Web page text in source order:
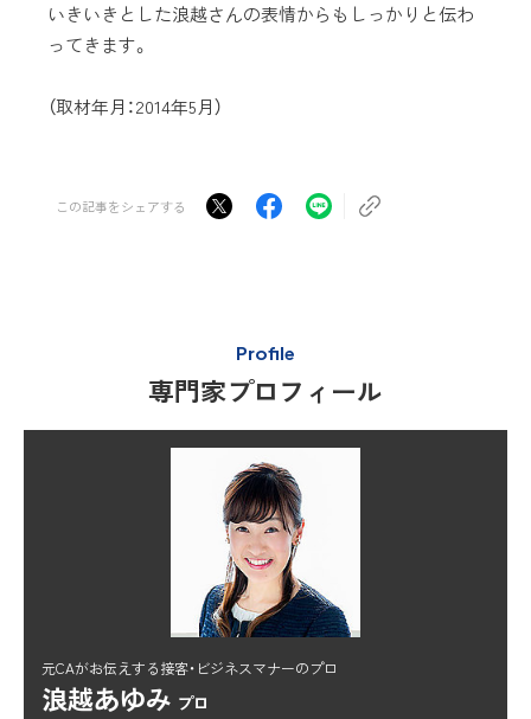
いきいきとした浪越さんの表情からもしっかりと伝わ
ってきます。
（取材年月：2014年5月）
この記事をシェアする
Profile
専門家プロフィール
元CAがお伝えする接客・ビジネスマナーのプロ
浪越あゆみ プロ